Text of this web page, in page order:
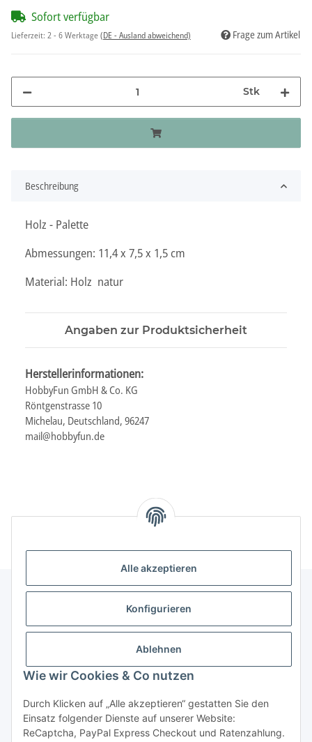
Alle akzeptieren
Konfigurieren
Ablehnen
Wie wir Cookies & Co nutzen
Durch Klicken auf „Alle akzeptieren“ gestatten Sie den
Einsatz folgender Dienste auf unserer Website:
ReCaptcha, PayPal Express Checkout und Ratenzahlung.
Sofort verfügbar
Lieferzeit: 2 - 6 Werktage(DE - Ausland abweichend) Frage zum Artikel
Stk
Beschreibung
Holz - Palette
Abmessungen: 11,4 x 7,5 x 1,5 cm
Material: Holz natur
Angaben zur Produktsicherheit
Herstellerinformationen:
HobbyFun GmbH & Co. KG
Röntgenstrasse 10
Michelau, Deutschland, 96247
mail@hobbyfun.de
Informationen
Gesetzliche Informationen
Vertrag widerrufen